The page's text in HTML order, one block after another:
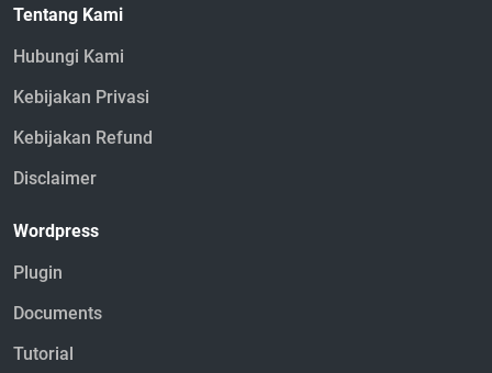
Tentang Kami
Hubungi Kami
Kebijakan Privasi
Kebijakan Refund
Disclaimer
Wordpress
Plugin
Documents
Tutorial